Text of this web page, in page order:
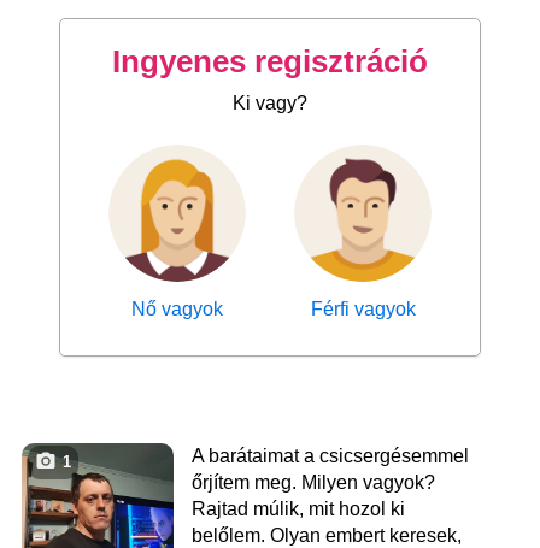
Ingyenes regisztráció
Ki vagy?
Nő vagyok Férfi vagyok
1
A barátaimat a csicsergésemmel
őrjítem meg. Milyen vagyok?
Rajtad múlik, mit hozol ki
belőlem. Olyan embert keresek,